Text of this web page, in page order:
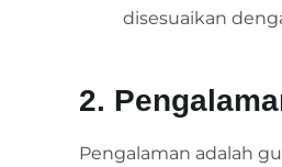
disesuaikan
2.
Pengalaman adalah